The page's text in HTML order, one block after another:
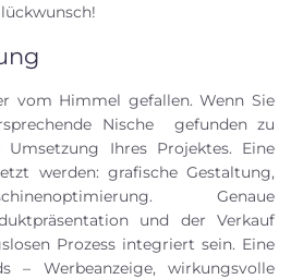
vom Himmel gefallen. Wenn Sie
Nische gefunden zu
Ihres Projektes. Eine
werden: grafische Gestaltung,
Genaue
und der Verkauf
Prozess integriert sein. Eine
– Werbeanzeige, wirkungsvolle